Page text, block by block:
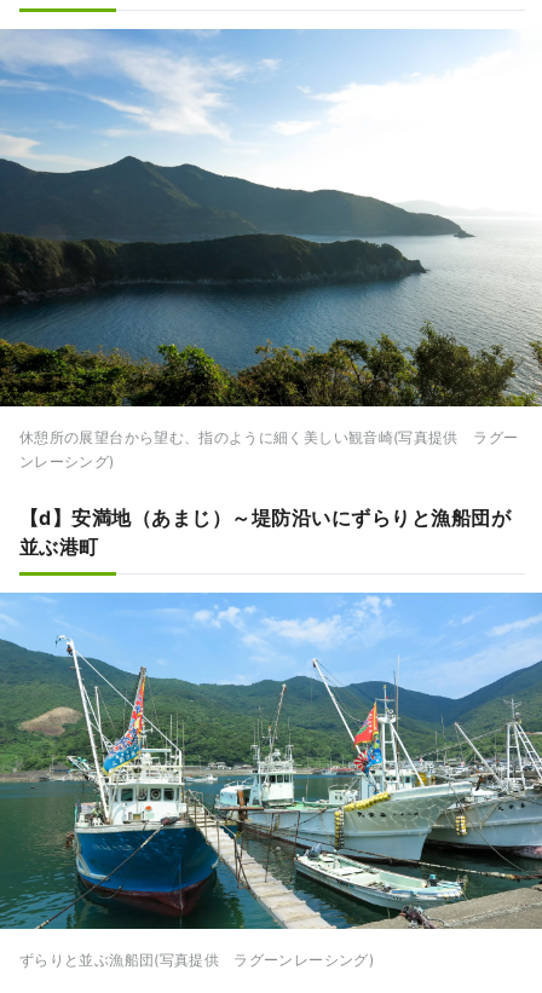
休憩所の展望台から望む、指のように細く美しい観音崎(写真提供 ラグー
ンレーシング)
【d】安満地（あまじ）～堤防沿いにずらりと漁船団が
並ぶ港町
ずらりと並ぶ漁船団(写真提供 ラグーンレーシング)